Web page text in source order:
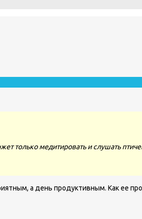
только медитировать и слушать
а день продуктивным. Как ее